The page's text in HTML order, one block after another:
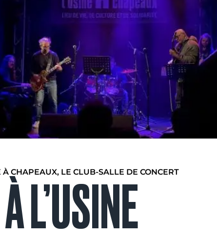
À CHAPEAUX, LE CLUB-SALLE DE CONCERT
L’USINE